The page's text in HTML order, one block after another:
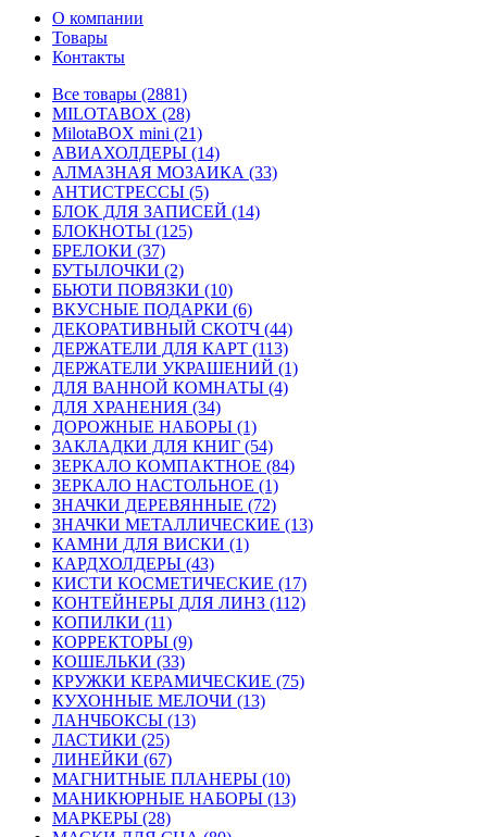
О компании
Товары
Контакты
Все товары (2881)
MILOTABOX (28)
MilotaBOX mini (21)
АВИАХОЛДЕРЫ (14)
АЛМАЗНАЯ МОЗАИКА (33)
АНТИСТРЕССЫ (5)
БЛОК ДЛЯ ЗАПИСЕЙ (14)
БЛОКНОТЫ (125)
БРЕЛОКИ (37)
БУТЫЛОЧКИ (2)
БЬЮТИ ПОВЯЗКИ (10)
ВКУСНЫЕ ПОДАРКИ (6)
ДЕКОРАТИВНЫЙ СКОТЧ (44)
ДЕРЖАТЕЛИ ДЛЯ КАРТ (113)
ДЕРЖАТЕЛИ УКРАШЕНИЙ (1)
ДЛЯ ВАННОЙ КОМНАТЫ (4)
ДЛЯ ХРАНЕНИЯ (34)
ДОРОЖНЫЕ НАБОРЫ (1)
ЗАКЛАДКИ ДЛЯ КНИГ (54)
ЗЕРКАЛО КОМПАКТНОЕ (84)
ЗЕРКАЛО НАСТОЛЬНОЕ (1)
ЗНАЧКИ ДЕРЕВЯННЫЕ (72)
ЗНАЧКИ МЕТАЛЛИЧЕСКИЕ (13)
КАМНИ ДЛЯ ВИСКИ (1)
КАРДХОЛДЕРЫ (43)
КИСТИ КОСМЕТИЧЕСКИЕ (17)
КОНТЕЙНЕРЫ ДЛЯ ЛИНЗ (112)
КОПИЛКИ (11)
КОРРЕКТОРЫ (9)
КОШЕЛЬКИ (33)
КРУЖКИ КЕРАМИЧЕСКИЕ (75)
КУХОННЫЕ МЕЛОЧИ (13)
ЛАНЧБОКСЫ (13)
ЛАСТИКИ (25)
ЛИНЕЙКИ (67)
МАГНИТНЫЕ ПЛАНЕРЫ (10)
МАНИКЮРНЫЕ НАБОРЫ (13)
МАРКЕРЫ (28)